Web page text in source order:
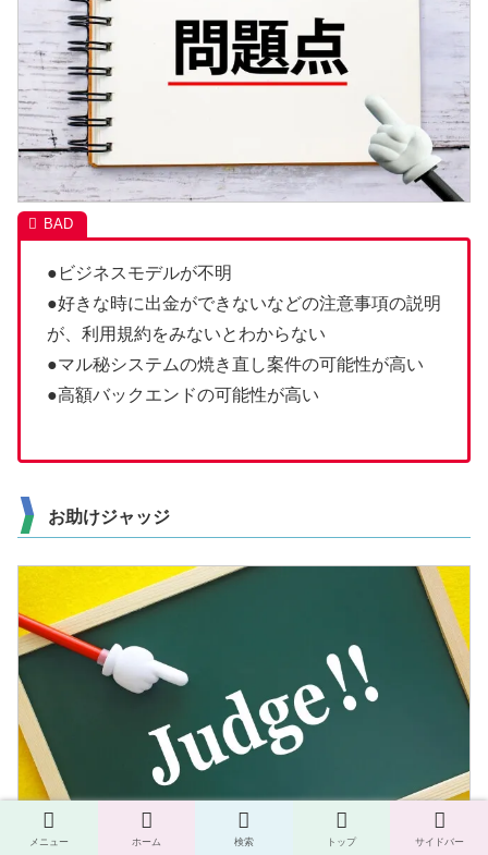
●ビジネスモデルが不明
●好きな時に出金ができないなどの注意事項の説明
が、利用規約をみないとわからない
●マル秘システムの焼き直し案件の可能性が高い
●高額バックエンドの可能性が高い
お助けジャッジ
メニュー ホーム 検索 トップ サイドバー